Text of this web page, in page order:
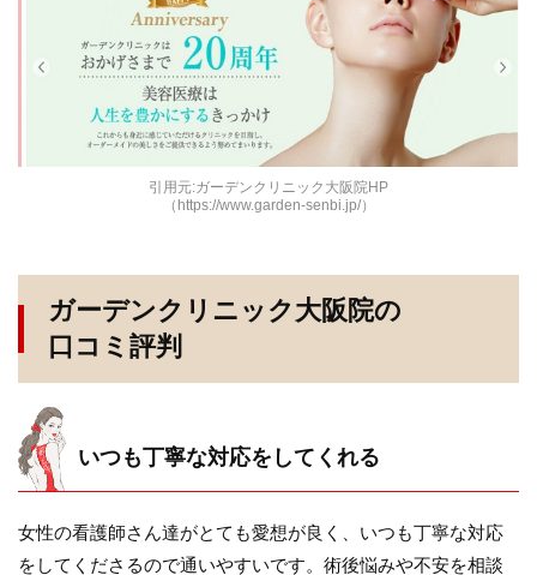
引用元:ガーデンクリニック大阪院HP
（https://www.garden-senbi.jp/）
ガーデンクリニック大阪院の
口コミ評判
いつも丁寧な対応をしてくれる
女性の看護師さん達がとても愛想が良く、いつも丁寧な対応
をしてくださるので通いやすいです。術後悩みや不安を相談